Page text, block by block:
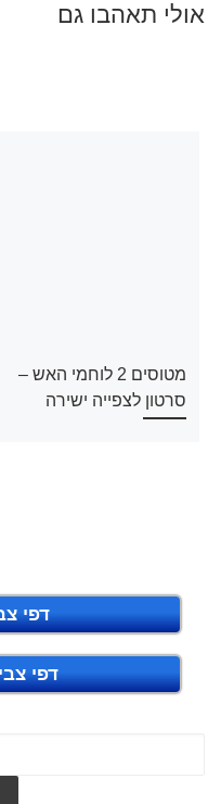
אולי תאהבו גם
מטוסים 2 לוחמי האש –
סרטון לצפייה ישירה
דפי
דפי